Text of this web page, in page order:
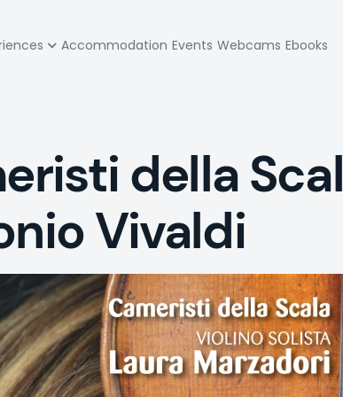
Accommodation Events Webcams Ebooks
della
Vivaldi